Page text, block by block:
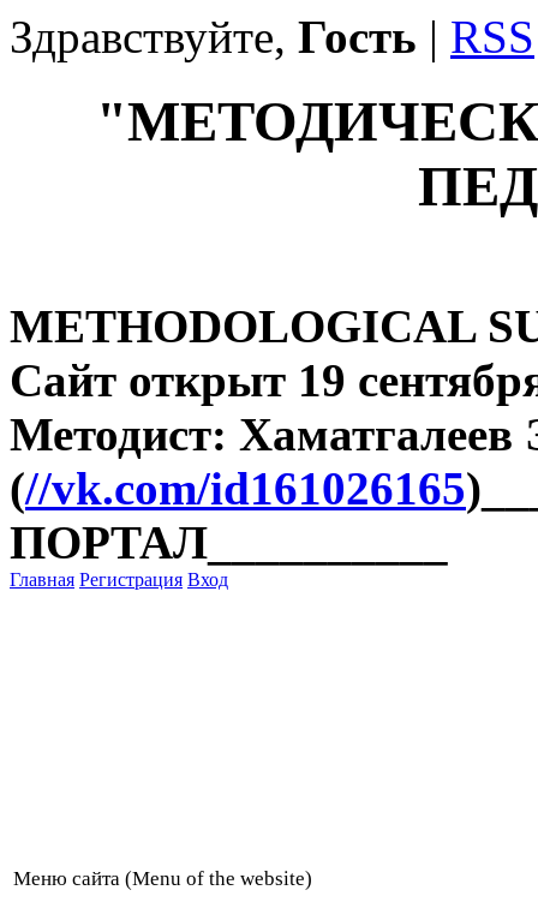
Здравствуйте, Гость | RSS
METHODOLOGICAL
Сайт открыт 19
Методист:
(//vk.com/id161026165
ПОРТАЛ__________
Главная Регистрация Вход
Меню сайта (Menu of the website)